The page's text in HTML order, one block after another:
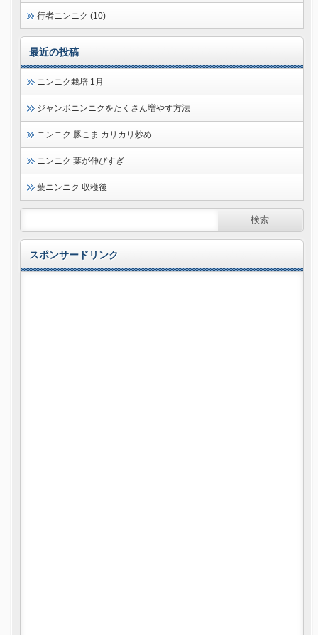
行者ニンニク (10)
最近の投稿
ニンニク栽培 1月
ジャンボニンニクをたくさん増やす方法
ニンニク 豚こま カリカリ炒め
ニンニク 葉が伸びすぎ
葉ニンニク 収穫後
スポンサードリンク